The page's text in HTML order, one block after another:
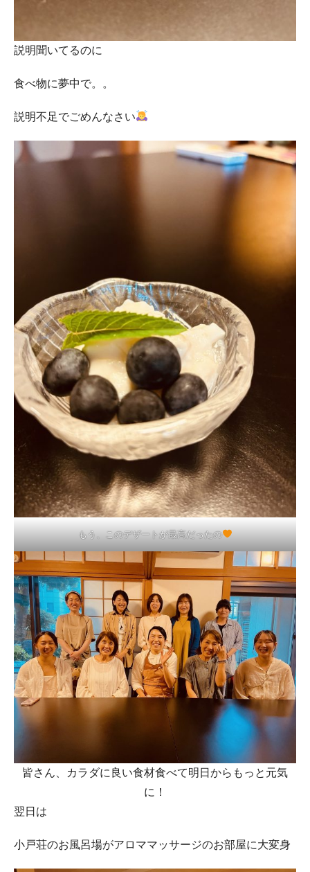
説明聞いてるのに
食べ物に夢中で。。
説明不足でごめんなさい
もう、このデザートが最高だったの
皆さん、カラダに良い食材食べて明日からもっと元気
に！
翌日は
小戸荘のお風呂場がアロママッサージのお部屋に大変身